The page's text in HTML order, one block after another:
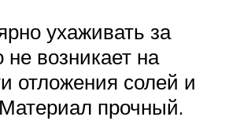
ухаживать за
не возникает на
отложения солей и
прочный.